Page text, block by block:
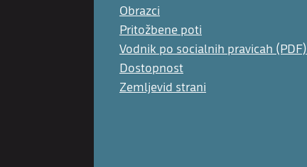
Obrazci
Pritožbene poti
Vodnik po socialnih pravicah (PDF)
Dostopnost
Zemljevid strani